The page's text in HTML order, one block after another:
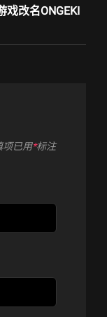
戏改名ONGEKI
项已用*标注